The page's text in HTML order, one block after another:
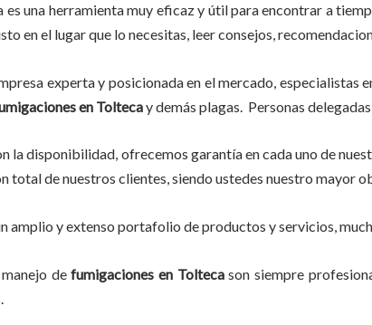
es una herramienta muy eficaz y útil para encontrar a
en el lugar que lo necesitas, leer consejos,
experta y posicionada en el mercado,
en Toltecay demás plagas. Personas
la disponibilidad, ofrecemos garantía en cada uno de
total de nuestros clientes, siendo ustedes nuestro mayor
amplio y extenso portafolio de productos y servicios,
manejo defumigaciones en Tolteca son siempre